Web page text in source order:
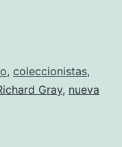
, coleccionistas,
Gray, nueva